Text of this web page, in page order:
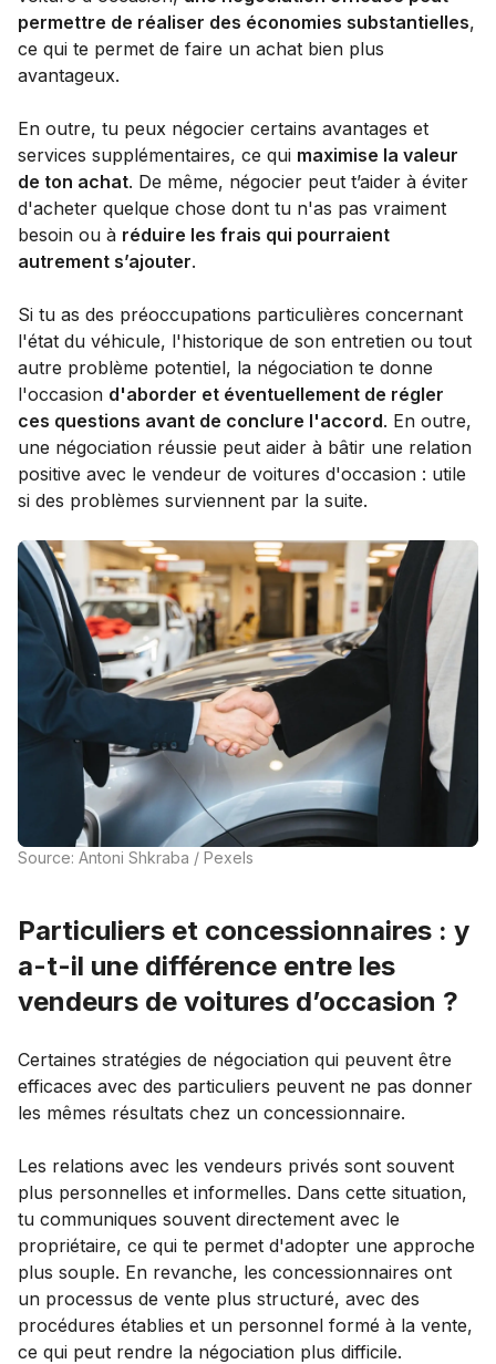
permettre de réaliser des économies substantielles,
ce qui te permet de faire un achat bien plus
avantageux.
En outre, tu peux négocier certains avantages et
services supplémentaires, ce qui maximise la valeur
de ton achat. De même, négocier peut t’aider à éviter
d'acheter quelque chose dont tu n'as pas vraiment
besoin ou à réduire les frais qui pourraient
autrement s’ajouter.
Si tu as des préoccupations particulières concernant
l'état du véhicule, l'historique de son entretien ou tout
autre problème potentiel, la négociation te donne
l'occasion d'aborder et éventuellement de régler
ces questions avant de conclure l'accord. En outre,
une négociation réussie peut aider à bâtir une relation
positive avec le vendeur de voitures d'occasion : utile
si des problèmes surviennent par la suite.
Source: Antoni Shkraba / Pexels
Particuliers et concessionnaires : y
a-t-il une différence entre les
vendeurs de voitures d’occasion ?
Certaines stratégies de négociation qui peuvent être
efficaces avec des particuliers peuvent ne pas donner
les mêmes résultats chez un concessionnaire.
Les relations avec les vendeurs privés sont souvent
plus personnelles et informelles. Dans cette situation,
tu communiques souvent directement avec le
propriétaire, ce qui te permet d'adopter une approche
plus souple. En revanche, les concessionnaires ont
un processus de vente plus structuré, avec des
procédures établies et un personnel formé à la vente,
ce qui peut rendre la négociation plus difficile.